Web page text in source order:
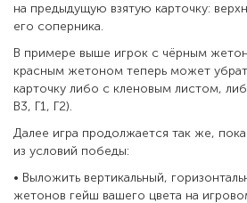
на предыдущую взятую карточку:
его соперника.
В примере выше игрок с чёрным
красным жетоном теперь может
карточку либо с кленовым листом,
В3, Г1, Г2).
Далее игра продолжается так же,
из условий победы:
• Выложить вертикальный,
жетонов гейш вашего цвета на